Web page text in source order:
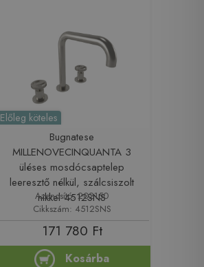
Előleg köteles
Bugnatese
MILLENOVECINQUANTA 3
üléses mosdócsaptelep
leeresztő nélkül, szálcsiszolt
nikkel 4512SNS
Azonosító: 202150
Cikkszám: 4512SNS
171 780 Ft
Kosárba